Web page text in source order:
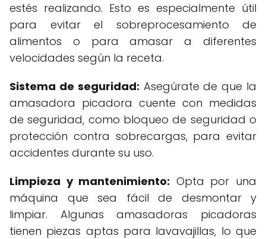
estés realizando. Esto es especialmente útil
para evitar el sobreprocesamiento de
alimentos o para amasar a diferentes
velocidades según la receta.
Sistema de seguridad: Asegúrate de que la
amasadora picadora cuente con medidas
de seguridad, como bloqueo de seguridad o
protección contra sobrecargas, para evitar
accidentes durante su uso.
Limpieza y mantenimiento: Opta por una
máquina que sea fácil de desmontar y
limpiar. Algunas amasadoras picadoras
tienen piezas aptas para lavavajillas, lo que